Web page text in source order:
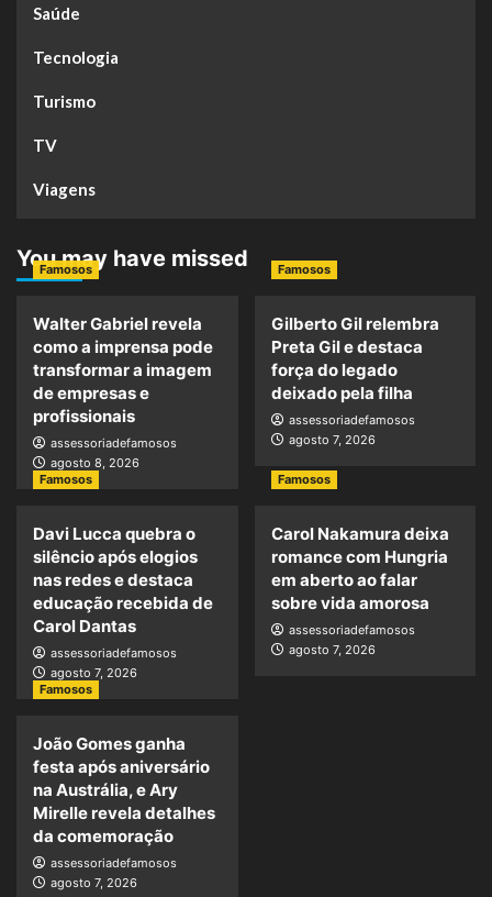
Saúde
Tecnologia
Turismo
TV
Viagens
You may have missed
Famosos
Walter Gabriel revela
como a imprensa pode
transformar a imagem
de empresas e
profissionais
assessoriadefamosos
agosto 8, 2026
Famosos
Gilberto Gil relembra
Preta Gil e destaca
força do legado
deixado pela filha
assessoriadefamosos
agosto 7, 2026
Famosos
Davi Lucca quebra o
silêncio após elogios
nas redes e destaca
educação recebida de
Carol Dantas
assessoriadefamosos
agosto 7, 2026
Famosos
Carol Nakamura deixa
romance com Hungria
em aberto ao falar
sobre vida amorosa
assessoriadefamosos
agosto 7, 2026
Famosos
João Gomes ganha
festa após aniversário
na Austrália, e Ary
Mirelle revela detalhes
da comemoração
assessoriadefamosos
agosto 7, 2026